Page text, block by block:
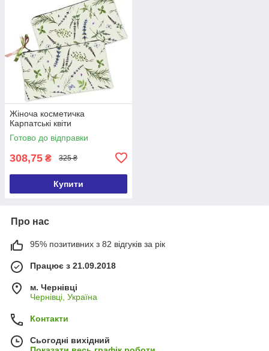
Жіноча косметичка
Карпатські квіти
Готово до відправки
308,75 ₴ 325 ₴
Купити
Про нас
95% позитивних з 82 відгуків за рік
Працює з 21.09.2018
м. Чернівці
Чернівці, Україна
Контакти
Сьогодні вихідний